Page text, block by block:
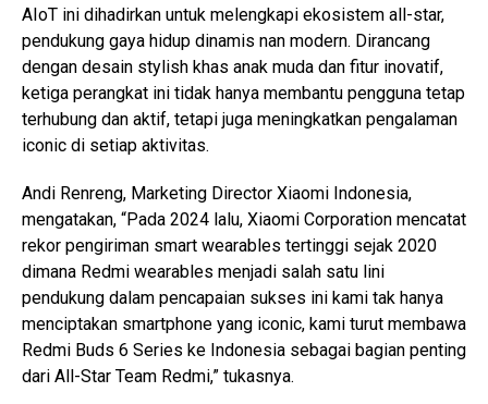
AIoT ini dihadirkan untuk melengkapi ekosistem all-star,
pendukung gaya hidup dinamis nan modern. Dirancang
dengan desain stylish khas anak muda dan fitur inovatif,
ketiga perangkat ini tidak hanya membantu pengguna tetap
terhubung dan aktif, tetapi juga meningkatkan pengalaman
iconic di setiap aktivitas.
Andi Renreng, Marketing Director Xiaomi Indonesia,
mengatakan, “Pada 2024 lalu, Xiaomi Corporation mencatat
rekor pengiriman smart wearables tertinggi sejak 2020
dimana Redmi wearables menjadi salah satu lini
pendukung dalam pencapaian sukses ini kami tak hanya
menciptakan smartphone yang iconic, kami turut membawa
Redmi Buds 6 Series ke Indonesia sebagai bagian penting
dari All-Star Team Redmi,” tukasnya.